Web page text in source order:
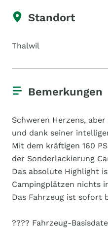
Standort
Thalwil
Bemerkungen
Schweren Herzens,
und dank seiner
Mit dem kräftigen 160
der Sonderlackierung
Das absolute Highlight
Campingplätzen nichts
Das Fahrzeug ist sofort
???? Fahrzeug-